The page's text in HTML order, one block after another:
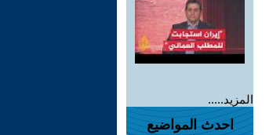
المزيد.....
احدث المواضيع